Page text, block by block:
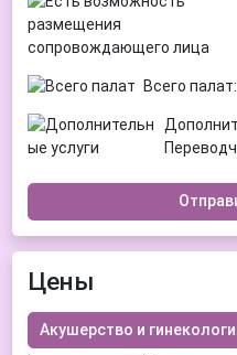
Всего
Цены
Акушерство и